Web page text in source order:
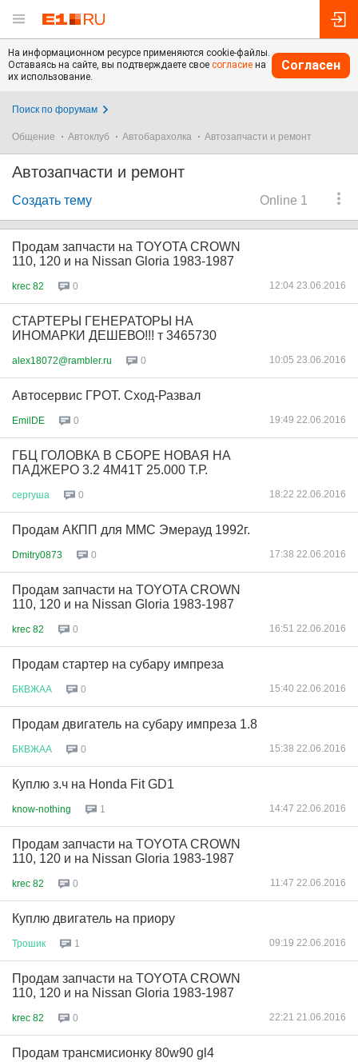
На информационном ресурсе применяются cookie-файлы.
Оставаясь на сайте, вы подтверждаете свое согласие на
их использование.
Согласен
Поиск по форумам
Общение Автоклуб Автобарахолка Автозапчасти и ремонт
Автозапчасти и ремонт
Online 1
Создать тему
Продам запчасти на TOYOTA CROWN
110, 120 и на Nissan Gloria 1983-1987
krec 82 0 12:04 23.06.2016
СТАРТЕРЫ ГЕНЕРАТОРЫ НА
ИНОМАРКИ ДЕШЕВО!!! т 3465730
alex18072@rambler.ru 0 10:05 23.06.2016
Автосервис ГРОТ. Сход-Развал
EmilDE 0 19:49 22.06.2016
ГБЦ ГОЛОВКА В СБОРЕ НОВАЯ НА
ПАДЖЕРО 3.2 4М41Т 25.000 Т.Р.
сергуша 0 18:22 22.06.2016
Продам АКПП для ММС Эмерауд 1992г.
Dmitry0873 0 17:38 22.06.2016
Продам запчасти на TOYOTA CROWN
110, 120 и на Nissan Gloria 1983-1987
krec 82 0 16:51 22.06.2016
Продам стартер на субару импреза
БКВЖАА 0 15:40 22.06.2016
Продам двигатель на субару импреза 1.8
БКВЖАА 0 15:38 22.06.2016
Куплю з.ч на Honda Fit GD1
know-nothing 1 14:47 22.06.2016
Продам запчасти на TOYOTA CROWN
110, 120 и на Nissan Gloria 1983-1987
krec 82 0 11:47 22.06.2016
Куплю двигатель на приору
Трошик 1 09:19 22.06.2016
Продам запчасти на TOYOTA CROWN
110, 120 и на Nissan Gloria 1983-1987
krec 82 0 22:21 21.06.2016
Продам трансмисионку 80w90 gl4